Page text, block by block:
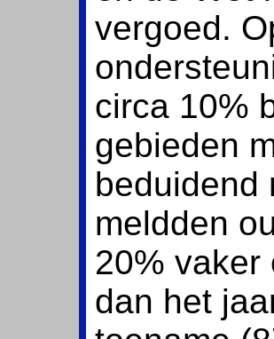
vergoed.
circa 10%
gebieden
beduidend
meldden
20% vaker
dan het